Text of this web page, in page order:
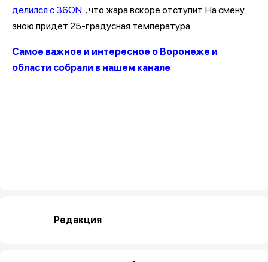
делился с 36ON , что жара вскоре отступит. На смену
зною придет 25-градусная температура.
Самое важное и интересное о Воронеже и
области собрали в нашем канале
Редакция